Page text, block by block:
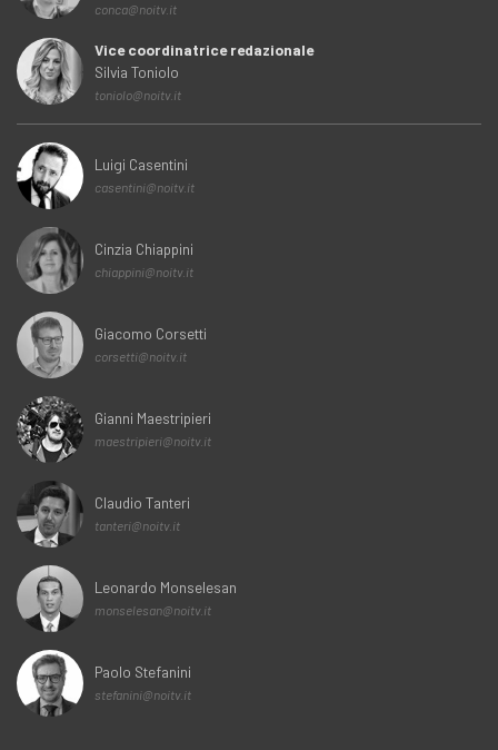
conca@noitv.it
Vice coordinatrice redazionale
Silvia Toniolo
toniolo@noitv.it
Luigi Casentini
casentini@noitv.it
Cinzia Chiappini
chiappini@noitv.it
Giacomo Corsetti
corsetti@noitv.it
Gianni Maestripieri
maestripieri@noitv.it
Claudio Tanteri
tanteri@noitv.it
Leonardo Monselesan
monselesan@noitv.it
Paolo Stefanini
stefanini@noitv.it